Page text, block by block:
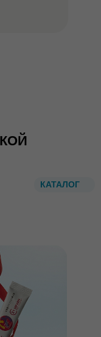
КАТАЛОГ